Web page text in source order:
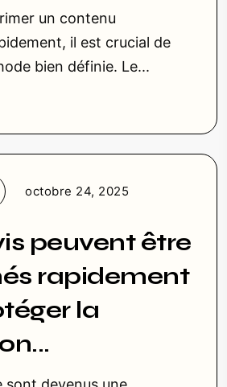
un contenu
il est crucial de
bien définie. Le...
octobre 24, 2025
peuvent être
rapidement
la